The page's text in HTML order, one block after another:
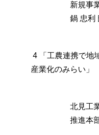
新規事
鍋 忠利
4 「工農連携で地
産業化のみらい」
北見工
推進本